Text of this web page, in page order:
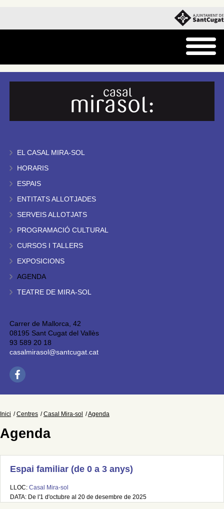
EL CASAL MIRA-SOL
HORARIS
ESPAIS
ENTITATS ALLOTJADES
SERVEIS ALLOTJATS
PROGRAMACIÓ CULTURAL
CURSOS I TALLERS
EXPOSICIONS
AGENDA
TEATRE DE MIRA-SOL
Carrer de Mallorca, 42
08195 Sant Cugat del Vallès
93 589 20 18
casalmirasol@santcugat.cat
Inici Centres Casal Mira-sol Agenda
Agenda
Espai familiar (de 0 a 3 anys)
LLOC: Casal Mira-sol
DATA: De l'1 d'octubre al 20 de desembre de 2025